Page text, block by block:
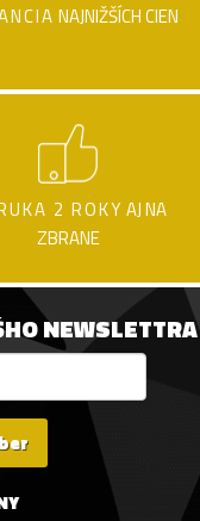
NAJNIŽŠÍCH CIEN
2 ROKY AJ NA
ZBRANE
NEWSLETTRA